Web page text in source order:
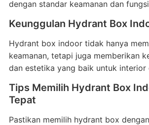
dengan standar keamanan dan
Keunggulan Hydrant Box
Hydrant box indoor tidak hanya
keamanan, tetapi juga memberikan
dan estetika yang baik untuk interior
Tips Memilih Hydrant Box
Tepat
Pastikan memilih hydrant box